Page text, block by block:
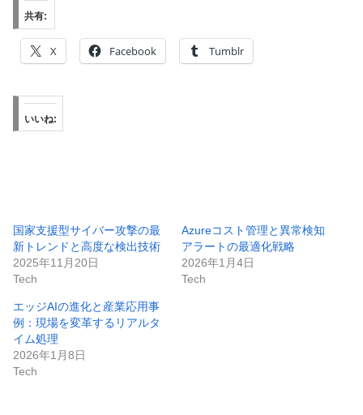
共有:
X Facebook Tumblr
いいね:
国家支援型サイバー攻撃の最
新トレンドと高度な検出技術
2025年11月20日
Tech
Azureコスト管理と異常検知
アラートの最適化戦略
2026年1月4日
Tech
エッジAIの進化と産業応用事
例：現場を変革するリアルタ
イム処理
2026年1月8日
Tech